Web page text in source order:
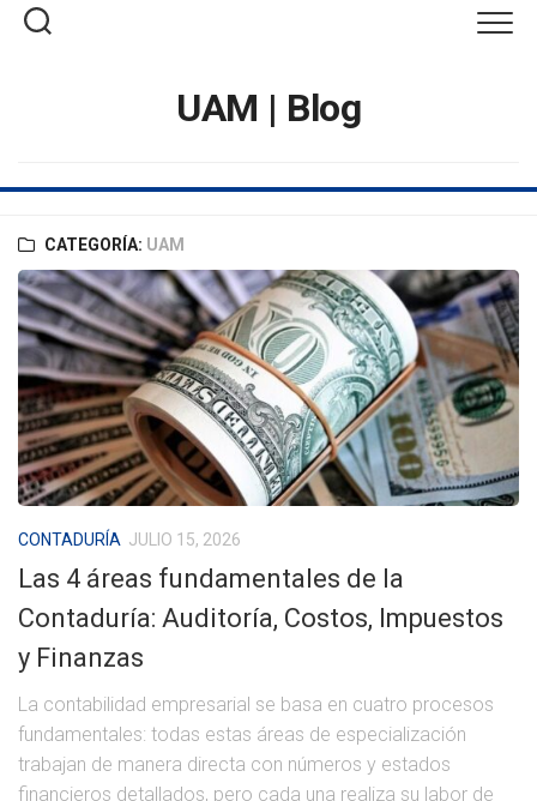
Saltar
UAM | Blog
CATEGORÍA: UAM
CONTADURÍA JULIO 15, 2026
Las 4 áreas fundamentales de la
Contaduría: Auditoría, Costos, Impuestos
y Finanzas
La contabilidad empresarial se basa en cuatro procesos
fundamentales: todas estas áreas de especialización
trabajan de manera directa con números y estados
financieros detallados, pero cada una realiza su labor de